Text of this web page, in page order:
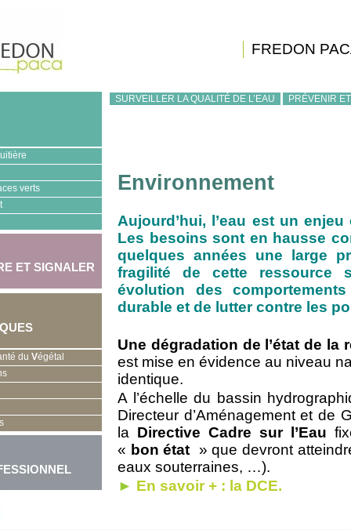
FREDON
verts
ET SIGNALER
du Végétal
SURVEILLER LA QUALITÉ DE L’EAU PRÉVENIR
Environnement
Aujourd’hui, l’eau est un
Les besoins sont en hausse
quelques années une large
fragilité de cette ressource
évolution des
durable et de lutter contre les
Une dégradation de l’état de
est mise en évidence au niveau
identique.
A l’échelle du bassin
Directeur d’Aménagement et de
la Directive Cadre sur l’Eau
« bon état » que devront
eaux souterraines, …).
► En savoir + : la DCE.